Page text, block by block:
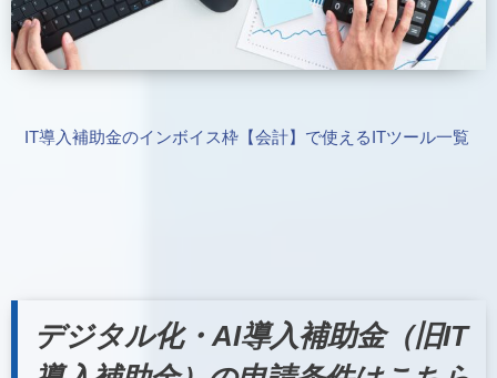
IT導入補助金のインボイス枠【会計】で使えるITツール一覧
デジタル化・AI導入補助金（旧IT